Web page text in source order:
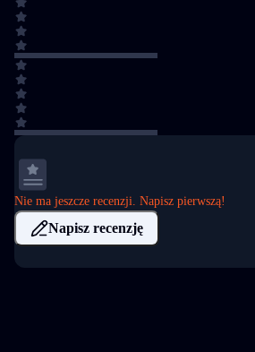
Nie ma jeszcze recenzji. Napisz pierwszą!
Napisz recenzję